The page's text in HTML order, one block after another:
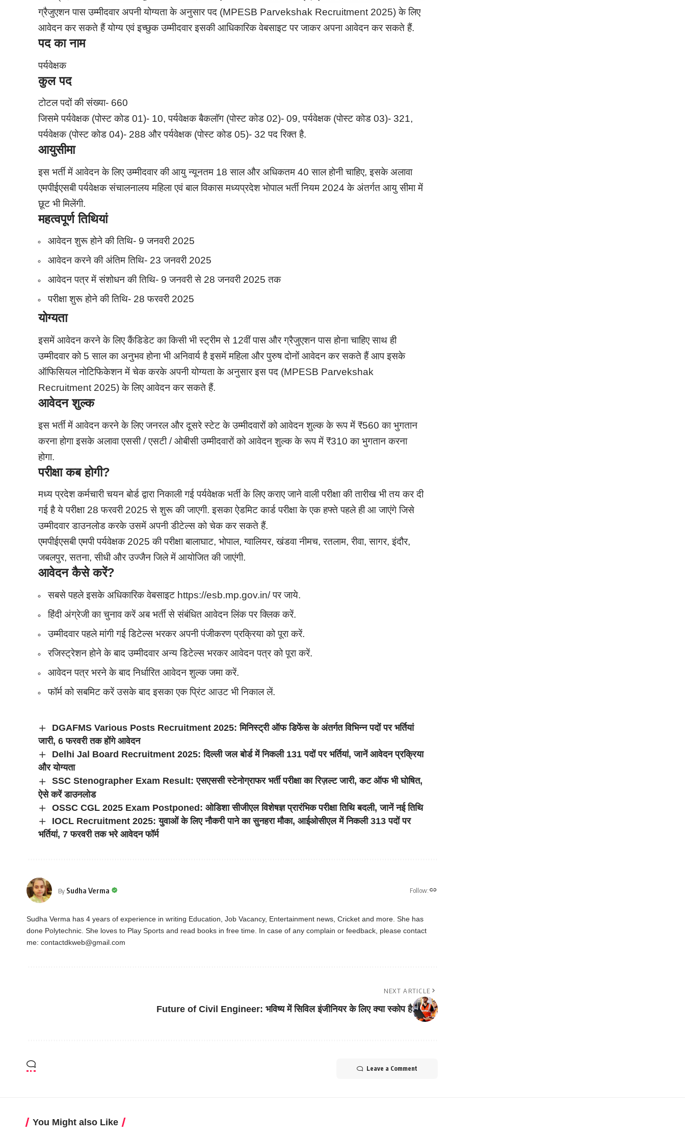
ग्रैजुएशन पास उम्मीदवार अपनी योग्यता के अनुसार पद (MPESB Parvekshak Recruitment 2025) के लिए
आवेदन कर सकते हैं योग्य एवं इच्छुक उम्मीदवार इसकी आधिकारिक वेबसाइट पर जाकर अपना आवेदन कर सकते हैं.
पद का नाम
पर्यवेक्षक
कुल पद
टोटल पदों की संख्या- 660
जिसमे पर्यवेक्षक (पोस्ट कोड 01)- 10,पर्यवेक्षक बैकलॉग (पोस्ट कोड 02)- 09,पर्यवेक्षक (पोस्ट कोड 03)- 321,
पर्यवेक्षक (पोस्ट कोड 04)- 288 औरपर्यवेक्षक (पोस्ट कोड 05)- 32 पद रिक्त है.
आयुसीमा
इस भर्ती में आवेदन के लिए उम्मीदवार की आयु न्यूनतम 18 साल और अधिकतम 40 साल होनी चाहिए, इसके अलावा
एमपीईएसबी पर्यवेक्षक संचालनालय महिला एवं बाल विकास मध्यप्रदेश भोपाल भर्ती नियम 2024 के अंतर्गत आयु सीमा में
छूट भी मिलेंगी.
महत्वपूर्ण तिथियां
आवेदन शुरू होने की तिथि- 9 जनवरी 2025
आवेदन करने की अंतिम तिथि- 23 जनवरी 2025
आवेदन पत्र में संशोधन की तिथि- 9 जनवरी से 28 जनवरी 2025 तक
परीक्षा शुरू होने की तिथि- 28 फरवरी 2025
योग्यता
इसमें आवेदन करने के लिए कैंडिडेट का किसी भी स्ट्रीम से 12वीं पास और ग्रैजुएशन पास होना चाहिए साथ ही
उम्मीदवार को 5 साल का अनुभव होना भी अनिवार्य है इसमें महिला और पुरुष दोनों आवेदन कर सकते हैं आप इसके
ऑफिसियल नोटिफिकेशन में चेक करके अपनी योग्यता के अनुसार इस पद (MPESB Parvekshak
Recruitment 2025) के लिए आवेदन कर सकते हैं.
आवेदन शुल्क
इस भर्ती में आवेदन करने के लिए जनरल और दूसरे स्टेट के उम्मीदवारों को आवेदन शुल्क के रूप में ₹560 का भुगतान
करना होगा इसके अलावा एससी / एसटी / ओबीसी उम्मीदवारों को आवेदन शुल्क के रूप में ₹310 का भुगतान करना
होगा.
परीक्षा कब होगी?
मध्य प्रदेश कर्मचारी चयन बोर्ड द्वारा निकाली गई पर्यवेक्षक भर्ती के लिए कराए जाने वाली परीक्षा की तारीख भी तय कर दी
गई है ये परीक्षा 28 फरवरी 2025 से शुरू की जाएगी. इसका ऐडमिट कार्ड परीक्षा के एक हफ्ते पहले ही आ जाएंगे जिसे
उम्मीदवार डाउनलोड करके उसमें अपनी डीटेल्स को चेक कर सकते हैं.
एमपीईएसबी एमपी पर्यवेक्षक 2025 की परीक्षा बालाघाट, भोपाल, ग्वालियर, खंडवा नीमच, रतलाम, रीवा, सागर, इंदौर,
जबलपुर, सतना, सीधी और उज्जैन जिले में आयोजित की जाएंगी.
आवेदन कैसे करें?
सबसे पहले इसके अधिकारिक वेबसाइट https://esb.mp.gov.in/ पर जाये.
हिंदी अंग्रेजी का चुनाव करें अब भर्ती से संबंधित आवेदन लिंक पर क्लिक करें.
उम्मीदवार पहले मांगी गई डिटेल्स भरकर अपनी पंजीकरण प्रक्रिया को पूरा करें.
रजिस्ट्रेशन होने के बाद उम्मीदवार अन्य डिटेल्स भरकर आवेदन पत्र को पूरा करें.
आवेदन पत्र भरने के बाद निर्धारित आवेदन शुल्क जमा करें.
फॉर्म को सबमिट करें उसके बाद इसका एक प्रिंट आउट भी निकाल लें.
DGAFMS Various Posts Recruitment 2025: मिनिस्ट्री ऑफ डिफेंस के अंतर्गत विभिन्न पदों पर भर्तियां
जारी, 6 फरवरी तक होंगे आवेदन
Delhi Jal Board Recruitment 2025: दिल्ली जल बोर्ड में निकली 131 पदों पर भर्तियां, जानें आवेदन प्रक्रिया
और योग्यता
SSC Stenographer Exam Result: एसएससी स्टेनोग्राफर भर्ती परीक्षा का रिज़ल्ट जारी, कट ऑफ भी घोषित,
ऐसे करें डाउनलोड
OSSC CGL 2025 Exam Postponed: ओडिशा सीजीएल विशेषज्ञ प्रारंभिक परीक्षा तिथि बदली, जानें नई तिथि
IOCL Recruitment 2025: युवाओं के लिए नौकरी पाने का सुनहरा मौका, आईओसीएल में निकली 313 पदों पर
भर्तियां, 7 फरवरी तक भरे आवेदन फॉर्म
By Sudha Verma Follow:
Sudha Verma has 4 years of experience in writing Education, Job Vacancy, Entertainment news, Cricket and more. She has
done Polytechnic. She loves to Play Sports and read books in free time. In case of any complain or feedback, please contact
me: contactdkweb@gmail.com
NEXT ARTICLE
Future of Civil Engineer: भविष्य में सिविल इंजीनियर के लिए क्या स्कोप है
Leave a Comment
You Might also Like